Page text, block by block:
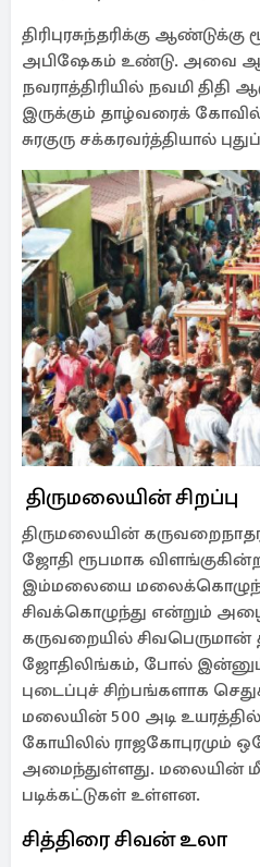
திரிபுரசுந்தரிக்கு
அபிஷேகம் உண்டு. அவை
நவராத்திரியில் நவமி
இருக்கும் தாழ்வரைக்
சுரகுரு சக்கரவர்த்தியால்
திருமலையின் சிறப்பு
திருமலையின்
ஜோதி ரூபமாக
இம்மலையை
சிவக்கொழுந்து என்றும்
கருவறையில் சிவபெருமான்
ஜோதிலிங்கம், போல்
புடைப்புச் சிற்பங்களாக
மலையின் 500 அடி
கோயிலில் ராஜகோபுரமும்
அமைந்துள்ளது. மலையின்
படிக்கட்டுகள் உள்ளன.
சித்திரை சிவன் உலா